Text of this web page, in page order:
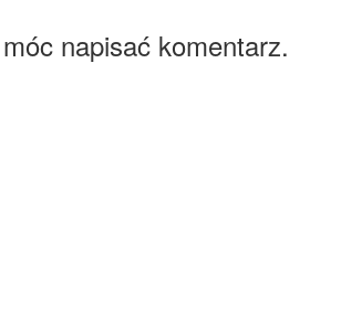
napisać komentarz.